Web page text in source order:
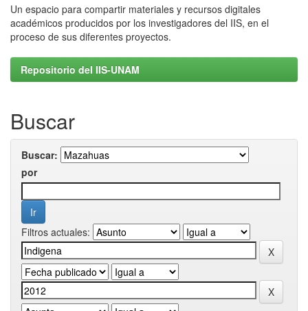
Un espacio para compartir materiales y recursos digitales
académicos producidos por los investigadores del IIS, en el
proceso de sus diferentes proyectos.
Repositorio del IIS-UNAM
Buscar
Buscar:
por
Filtros actuales: